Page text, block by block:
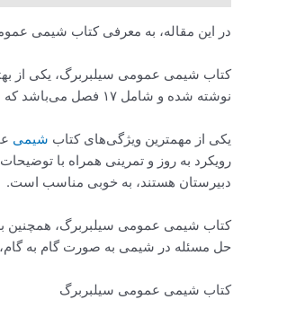
در این مقاله، به معرفی کتاب شیمی
کتاب شیمی عمومی سیلبربرگ، یکی از
نوشته شده و شامل ۱۷ فصل می‌باشد که شامل مباحث پایه‌ای شیمی از جمله اتم، بند، ترمودینامیک، تعادل شیمیایی، توان‌ها و پایداری، کینتیک شیمیایی و غیره می‌باشد.
یکی از مهمترین ویژگی‌های کتاب شیمی
رویکرد به روز و تمرینی همراه با
دبیرستان هستند، به خوبی مناسب است.
کتاب شیمی عمومی سیلبربرگ، همچنین
حل مسئله در شیمی به صورت گام به
کتاب شیمی عمومی سیلبربرگ